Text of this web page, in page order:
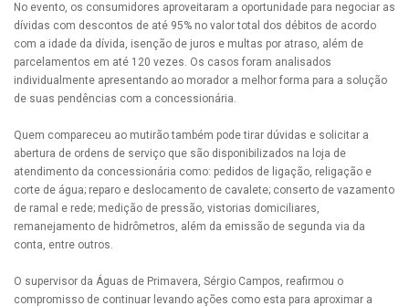
No evento, os consumidores aproveitaram a oportunidade para negociar as
dívidas com descontos de até 95% no valor total dos débitos de acordo
com a idade da dívida, isenção de juros e multas por atraso, além de
parcelamentos em até 120 vezes. Os casos foram analisados
individualmente apresentando ao morador a melhor forma para a solução
de suas pendências com a concessionária.
Quem compareceu ao mutirão também pode tirar dúvidas e solicitar a
abertura de ordens de serviço que são disponibilizados na loja de
atendimento da concessionária como: pedidos de ligação, religação e
corte de água; reparo e deslocamento de cavalete; conserto de vazamento
de ramal e rede; medição de pressão, vistorias domiciliares,
remanejamento de hidrômetros, além da emissão de segunda via da
conta, entre outros.
O supervisor da Águas de Primavera, Sérgio Campos, reafirmou o
compromisso de continuar levando ações como esta para aproximar a